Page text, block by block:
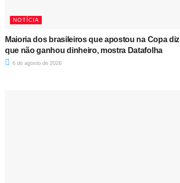
NOTÍCIA
Maioria dos brasileiros que apostou na Copa diz
que não ganhou dinheiro, mostra Datafolha
6 de agosto de 2026